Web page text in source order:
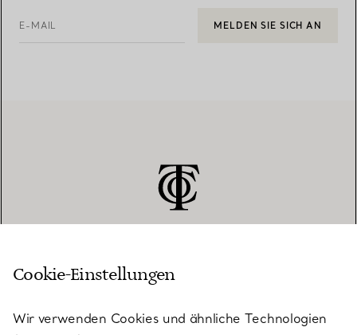
E-MAIL MELDEN SIE SICH AN
KUNDENSERVICE
Cookie-Einstellungen
Wir verwenden Cookies und ähnliche Technologien